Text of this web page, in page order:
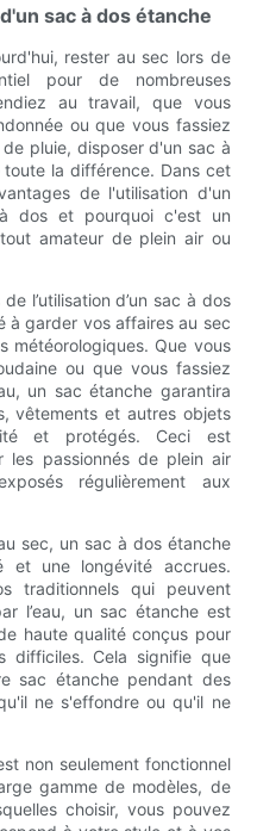
sac à dos étanche
rester au sec lors de
pour de nombreuses
au travail, que vous
ou que vous fassiez
pluie, disposer d'un sac à
la différence. Dans cet
de l'utilisation d'un
dos et pourquoi c'est un
amateur de plein air ou
l’utilisation d’un sac à dos
à garder vos affaires au sec
météorologiques. Que vous
ou que vous fassiez
un sac étanche garantira
vêtements et autres objets
et protégés. Ceci est
les passionnés de plein air
régulièrement aux
sec, un sac à dos étanche
et une longévité accrues.
traditionnels qui peuvent
l’eau, un sac étanche est
haute qualité conçus pour
difficiles. Cela signifie que
sac étanche pendant des
ne s'effondre ou qu'il ne
non seulement fonctionnel
gamme de modèles, de
choisir, vous pouvez